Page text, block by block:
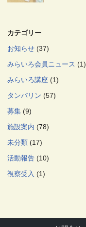
カテゴリー
お知らせ (37)
みらいろ会員ニュース (1)
みらいろ講座 (1)
タンバリン (57)
募集 (9)
施設案内 (78)
未分類 (17)
活動報告 (10)
視察受入 (1)